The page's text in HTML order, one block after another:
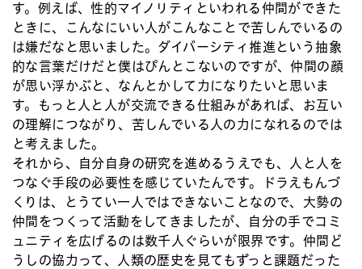
す。例えば、性的マイノリティといわれる仲間ができた
ときに、こんなにいい人がこんなことで苦しんでいるの
は嫌だなと思いました。ダイバーシティ推進という抽象
的な言葉だけだと僕はぴんとこないのですが、仲間の顔
が思い浮かぶと、なんとかして力になりたいと思いま
す。もっと人と人が交流できる仕組みがあれば、お互い
の理解につながり、苦しんでいる人の力になれるのでは
と考えました。
それから、自分自身の研究を進めるうえでも、人と人を
つなぐ手段の必要性を感じていたんです。ドラえもんづ
くりは、とうてい一人ではできないことなので、大勢の
仲間をつくって活動をしてきましたが、自分の手でコミ
ュニティを広げるのは数千人ぐらいが限界です。仲間ど
うしの協力って、人類の歴史を見てもずっと課題だった